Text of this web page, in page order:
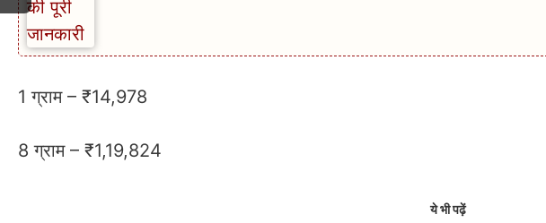
1 ग्राम – ₹14,978
8 ग्राम – ₹1,19,824
ये भी पढ़ें